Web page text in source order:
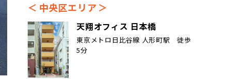
中央区エリア
天翔オフィス 日本橋
東京メトロ日比谷線 人形町駅 徒歩
5分